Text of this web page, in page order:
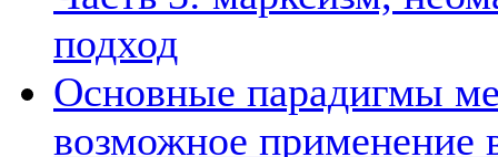
подход
Основные парадигмы
возможное применение